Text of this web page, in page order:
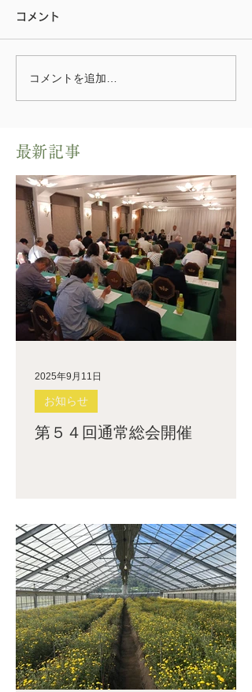
コメント
コメントを追加…
​最新記事
第５４回通常総会開催
お知らせ
2025年9月11日